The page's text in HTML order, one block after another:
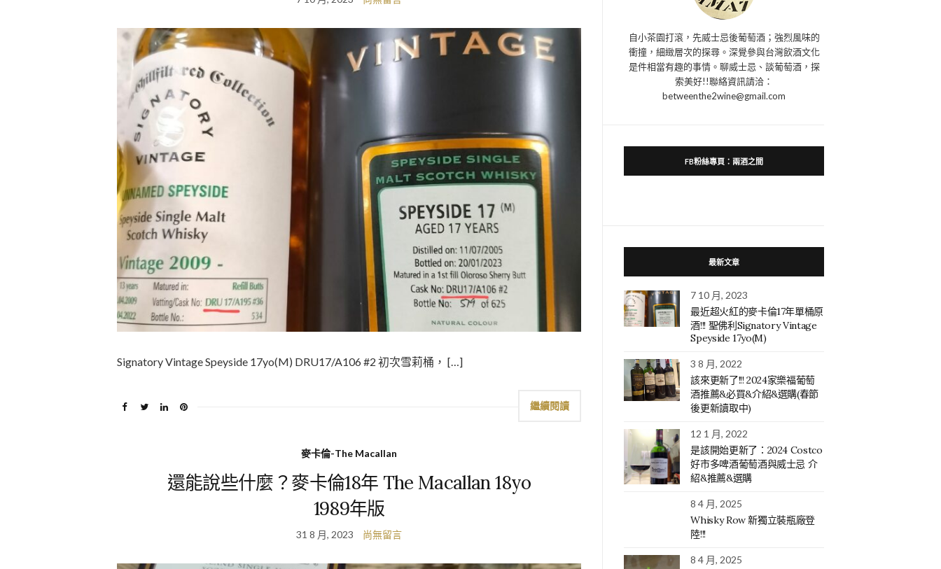
Signatory Vintage Speyside 17yo(M) DRU17/A106 #2 初次雪莉桶， […]
繼續閱讀
麥卡倫-The Macallan
還能說些什麼？麥卡倫18年 The Macallan 18yo
1989年版
31 8 月, 2023 尚無留言
自小茶園打滾，先威士忌後葡萄酒；強烈風味的
衝撞，細緻層次的探尋。深覺參與台灣飲酒文化
是件相當有趣的事情。聊威士忌、談葡萄酒，探
索美好!!聯絡資訊請洽：
betweenthe2wine@gmail.com
FB粉絲專頁：兩酒之間
最新文章
7 10 月, 2023
最近超火紅的麥卡倫17年單桶原
酒!!! 聖佛利Signatory Vintage
Speyside 17yo(M)
3 8 月, 2022
該來更新了!!! 2024家樂福葡萄
酒推薦&必買&介紹&選購(春節
後更新讀取中)
12 1 月, 2022
是該開始更新了：2024 Costco
好市多啤酒葡萄酒與威士忌 介
紹&推薦&選購
8 4 月, 2025
Whisky Row 新獨立裝瓶廠登
陸!!!
8 4 月, 2025